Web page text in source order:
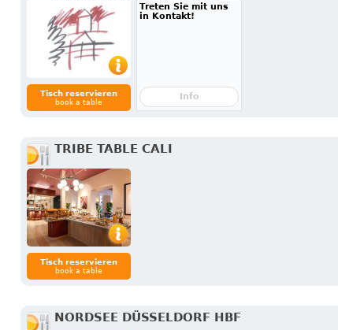
Tisch reservieren
book a table
Treten Sie mit uns
in Kontakt!
Info
TRIBE TABLE CALI
Tisch reservieren
book a table
NORDSEE DÜSSELDORF HBF